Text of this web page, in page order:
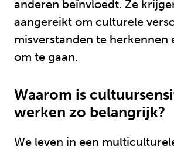
anderen beïnvloedt. Ze
aangereikt om culturele
misverstanden te herkennen
om te gaan.
Waarom is
werken zo belangrijk?
We leven in een